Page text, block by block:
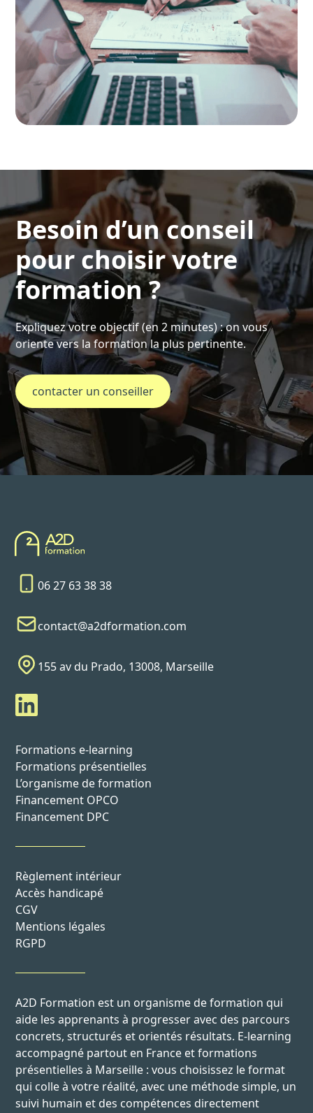
Besoin d’un conseil
pour choisir votre
formation ?
Expliquez votre objectif (en 2 minutes) : on vous
oriente vers la formation la plus pertinente.
contacter un conseiller
06 27 63 38 38
contact@a2dformation.com
155 av du Prado, 13008, Marseille
Formations e-learning
Formations présentielles
L’organisme de formation
Financement OPCO
Financement DPC
Règlement intérieur
Accès handicapé
CGV
Mentions légales
RGPD
A2D Formation est un organisme de formation qui
aide les apprenants à progresser avec des parcours
concrets, structurés et orientés résultats. E-learning
accompagné partout en France et formations
présentielles à Marseille : vous choisissez le format
qui colle à votre réalité, avec une méthode simple, un
suivi humain et des compétences directement